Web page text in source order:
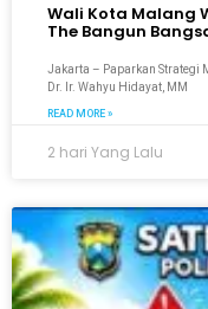
Wali Kota Malang
The Bangun
Jakarta – Paparkan Strategi
Dr. Ir. Wahyu Hidayat, MM
READ MORE »
2 hari Yang Lalu